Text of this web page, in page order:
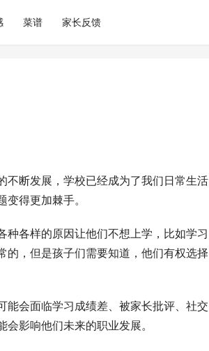
菜谱 家长反馈
不断发展，学校已经成为了我们日常生活
得更加棘手。
各样的原因让他们不想上学，比如学习
的，但是孩子们需要知道，他们有权选择
能会面临学习成绩差、被家长批评、社交
影响他们未来的职业发展。